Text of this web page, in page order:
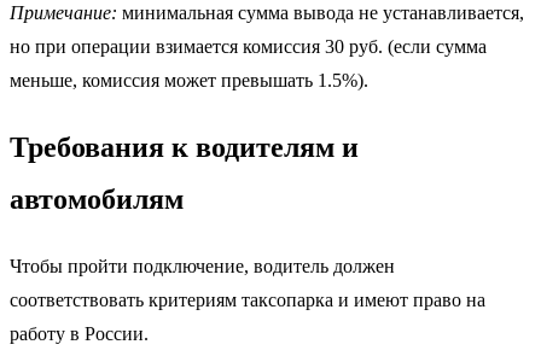
Примечание: минимальная сумма вывода не устанавливается,
но при операции взимается комиссия 30 руб. (если сумма
меньше, комиссия может превышать 1.5%).
Требования к водителям и
автомобилям
Чтобы пройти подключение, водитель должен
соответствовать критериям таксопарка и имеют право на
работу в России.